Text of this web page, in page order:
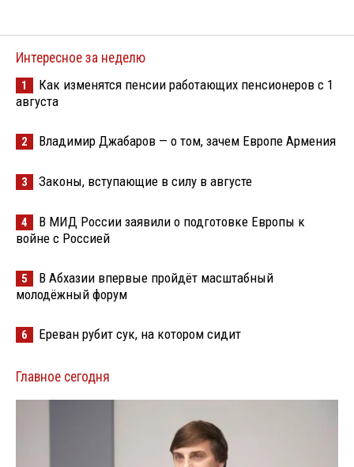
Интересное за неделю
1
Как изменятся пенсии работающих пенсионеров с 1
августа
2 Владимир Джабаров — о том, зачем Европе Армения
3 Законы, вступающие в силу в августе
4
В МИД России заявили о подготовке Европы к
войне с Россией
5
В Абхазии впервые пройдёт масштабный
молодёжный форум
6 Ереван рубит сук, на котором сидит
Главное сегодня